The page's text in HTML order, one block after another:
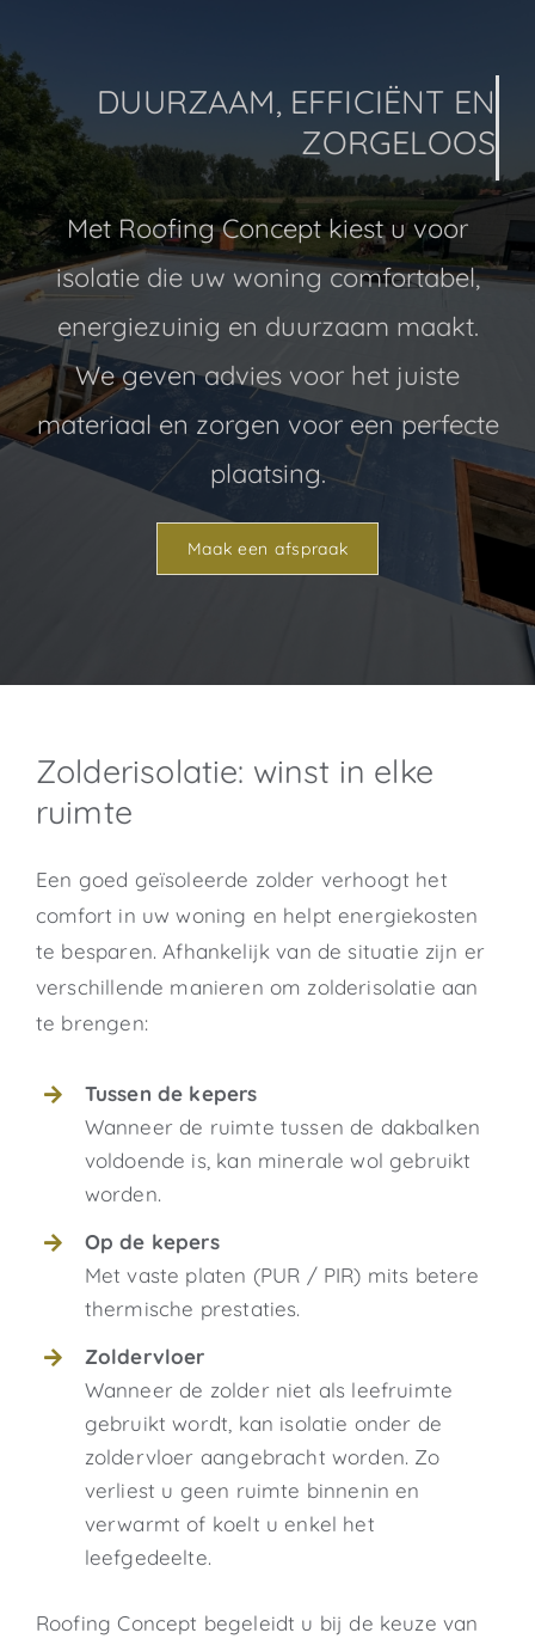
DUURZAAM, EFFICIËNT EN
ZORGELOOS
Met Roofing Concept kiest u voor
isolatie die uw woning comfortabel,
energiezuinig en duurzaam maakt.
We geven advies voor het juiste
materiaal en zorgen voor een perfecte
plaatsing.
Maak een afspraak
Zolderisolatie: winst in elke
ruimte
Een goed geïsoleerde zolder verhoogt het
comfort in uw woning en helpt energiekosten
te besparen. Afhankelijk van de situatie zijn er
verschillende manieren om zolderisolatie aan
te brengen:
Tussen de kepers
Wanneer de ruimte tussen de dakbalken
voldoende is, kan minerale wol gebruikt
worden.
Op de kepers
Met vaste platen (PUR / PIR) mits betere
thermische prestaties.
Zoldervloer
Wanneer de zolder niet als leefruimte
gebruikt wordt, kan isolatie onder de
zoldervloer aangebracht worden. Zo
verliest u geen ruimte binnenin en
verwarmt of koelt u enkel het
leefgedeelte.
Roofing Concept begeleidt u bij de keuze van